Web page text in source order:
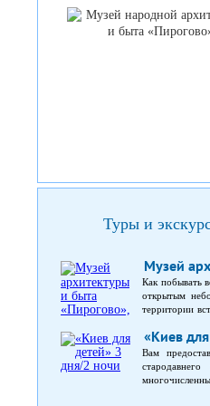
Туры и
Музей
Как побывать
открытым
территории
столетия.
Пирогово
четыре часа
«Киев
Вам